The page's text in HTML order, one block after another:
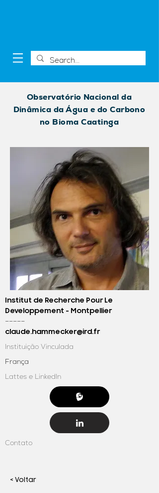
Observatório Nacional da
Dinâmica da Água e do Carbono
no Bioma Caatinga
Institut de Recherche Pour Le
Developpement - Montpellier
–––––
claude.hammecker@ird.fr
Instituição Vinculada
França
Lattes e LinkedIn
Contato
< Voltar